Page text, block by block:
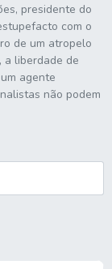
presidente do
com o
de um atropelo
a liberdade de
agente
não podem